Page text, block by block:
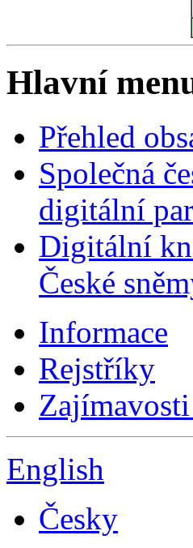
Hlavní
Přehled
Společná
digitální
Digitální
České
Informace
Rejstříky
English
Česky